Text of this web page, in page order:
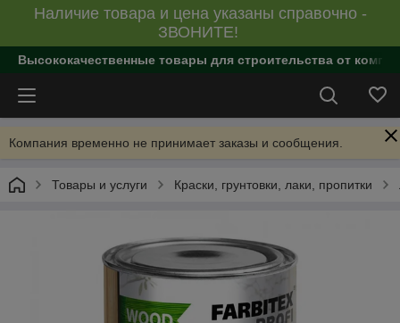
Наличие товара и цена указаны справочно -
ЗВОНИТЕ!
Высококачественные товары для строительства от
Компания временно не принимает заказы и сообщения.
Товары и услуги Краски, грунтовки, лаки, пропитки